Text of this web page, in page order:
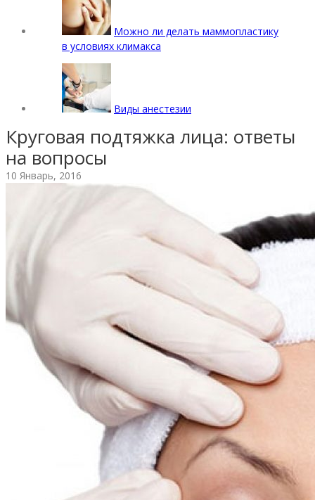
Можно ли делать маммопластику
в условиях климакса
Виды анестезии
Круговая подтяжка лица: ответы
на вопросы
10 Январь, 2016